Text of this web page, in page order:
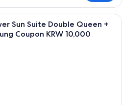
Ett modernt hotellrum med ett stort
Sun Suite Double Queen +
Coupon KRW 10,000